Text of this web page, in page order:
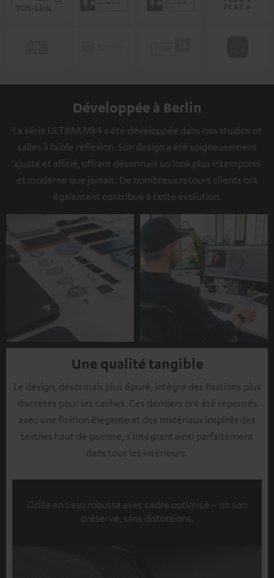
Développée à Berlin
La série ULTIMA Mk4 a été développée dans nos studios et
salles à faible réflexion. Son design a été soigneusement
ajusté et affiné, offrant désormais un look plus intemporel
et moderne que jamais. De nombreux retours clients ont
également contribué à cette évolution.
Une qualité tangible
Le design, désormais plus épuré, intègre des fixations plus
discrètes pour les caches. Ces derniers ont été repensés
avec une finition élégante et des matériaux inspirés des
textiles haut de gamme, s'intégrant ainsi parfaitement
dans tous les intérieurs.
Grille en tissu robuste avec cadre optimisé – un son
préservé, sans distorsions.